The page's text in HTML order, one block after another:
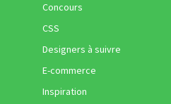
Concours
CSS
Designers à suivre
E-commerce
Inspiration